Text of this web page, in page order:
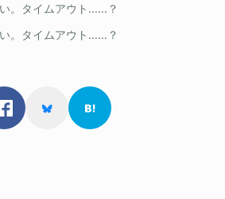
。タイムアウト……？
。タイムアウト……？